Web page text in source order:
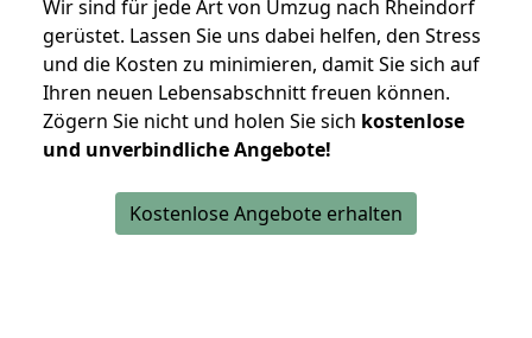
Wir sind für jede Art von Umzug nach Rheindorf
gerüstet. Lassen Sie uns dabei helfen, den Stress
und die Kosten zu minimieren, damit Sie sich auf
Ihren neuen Lebensabschnitt freuen können.
Zögern Sie nicht und holen Sie sich kostenlose
und unverbindliche Angebote!
Kostenlose Angebote erhalten